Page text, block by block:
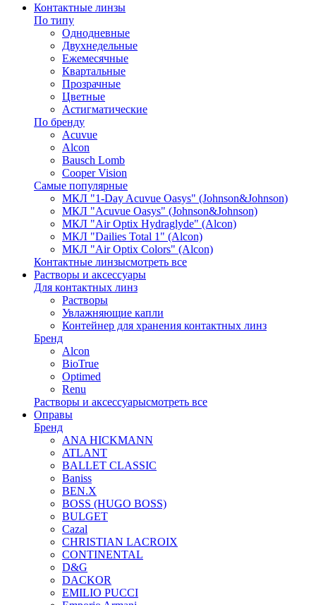
Контактные линзы
По типу
Однодневные
Двухнедельные
Ежемесячные
Квартальные
Прозрачные
Цветные
Астигматические
По бренду
Acuvue
Alcon
Bausch Lomb
Cooper Vision
Самые популярные
МКЛ "1-Day Acuvue Oasys" (Johnson&Johnson)
МКЛ "Acuvue Oasys" (Johnson&Johnson)
МКЛ "Air Optix Hydraglyde" (Alcon)
МКЛ "Dailies Total 1" (Alcon)
МКЛ "Air Optix Colors" (Alcon)
Контактные линзысмотреть все
Растворы и аксессуары
Для контактных линз
Растворы
Увлажняющие капли
Контейнер для хранения контактных линз
Бренд
Alcon
BioTrue
Optimed
Renu
Растворы и аксессуарысмотреть все
Оправы
Бренд
ANA HICKMANN
ATLANT
BALLET CLASSIC
Baniss
BEN.X
BOSS (HUGO BOSS)
BULGET
Cazal
CHRISTIAN LACROIX
CONTINENTAL
D&G
DACKOR
EMILIO PUCCI